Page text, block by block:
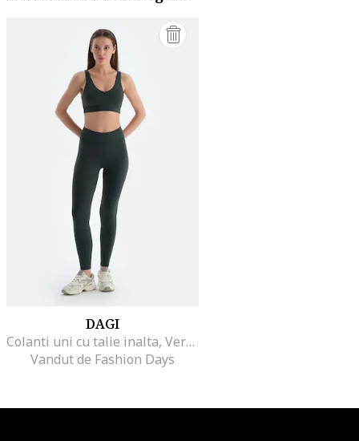
DAGI
Colanti uni cu talie inalta, Verde feriga
Vandut de Fashion Days